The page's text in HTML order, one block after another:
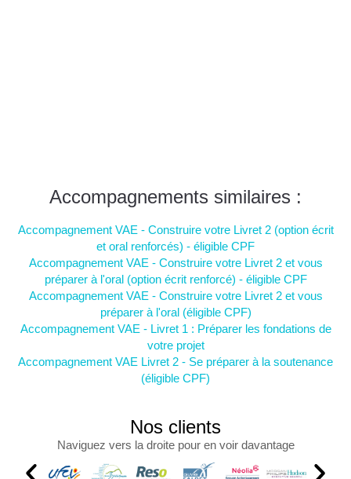
Accompagnements similaires :
Accompagnement VAE - Construire votre Livret 2 (option écrit
et oral renforcés) - éligible CPF
Accompagnement VAE - Construire votre Livret 2 et vous
préparer à l'oral (option écrit renforcé) - éligible CPF
Accompagnement VAE - Construire votre Livret 2 et vous
préparer à l'oral (éligible CPF)
Accompagnement VAE - Livret 1 : Préparer les fondations de
votre projet
Accompagnement VAE Livret 2 - Se préparer à la soutenance
(éligible CPF)
Nos clients
Naviguez vers la droite pour en voir davantage